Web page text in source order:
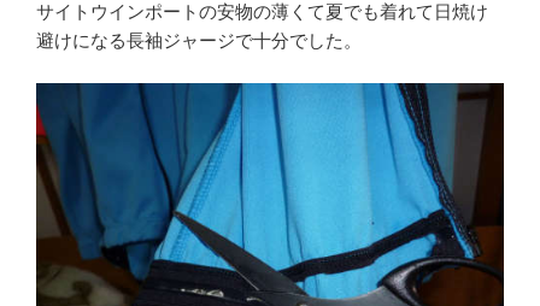
サイトウインポートの安物の薄くて夏でも着れて日焼け
避けになる長袖ジャージで十分でした。